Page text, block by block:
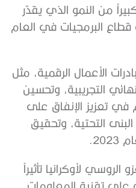
من النمو الذي يقدّر
على قطاع البرمجيات في العام
الأعمال الرقمية، مثل
التجريبية، وتحسين
تعزيز الإنفاق على
التحتية، وتحقيق
الروسي لأوكرانيا تأثيراً